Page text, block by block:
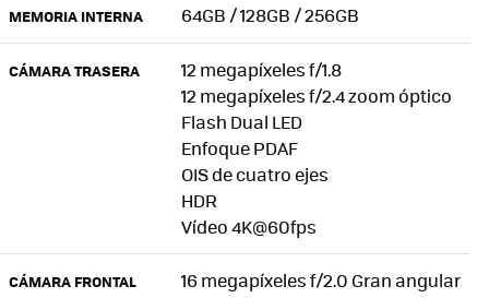
MEMORIA INTERNA 64GB / 128GB / 256GB
CÁMARA TRASERA
12 megapíxeles f/1.8
12 megapíxeles f/2.4 zoom óptico
Flash Dual LED
Enfoque PDAF
OIS de cuatro ejes
HDR
Vídeo 4K@60fps
CÁMARA FRONTAL 16 megapíxeles f/2.0 Gran angular